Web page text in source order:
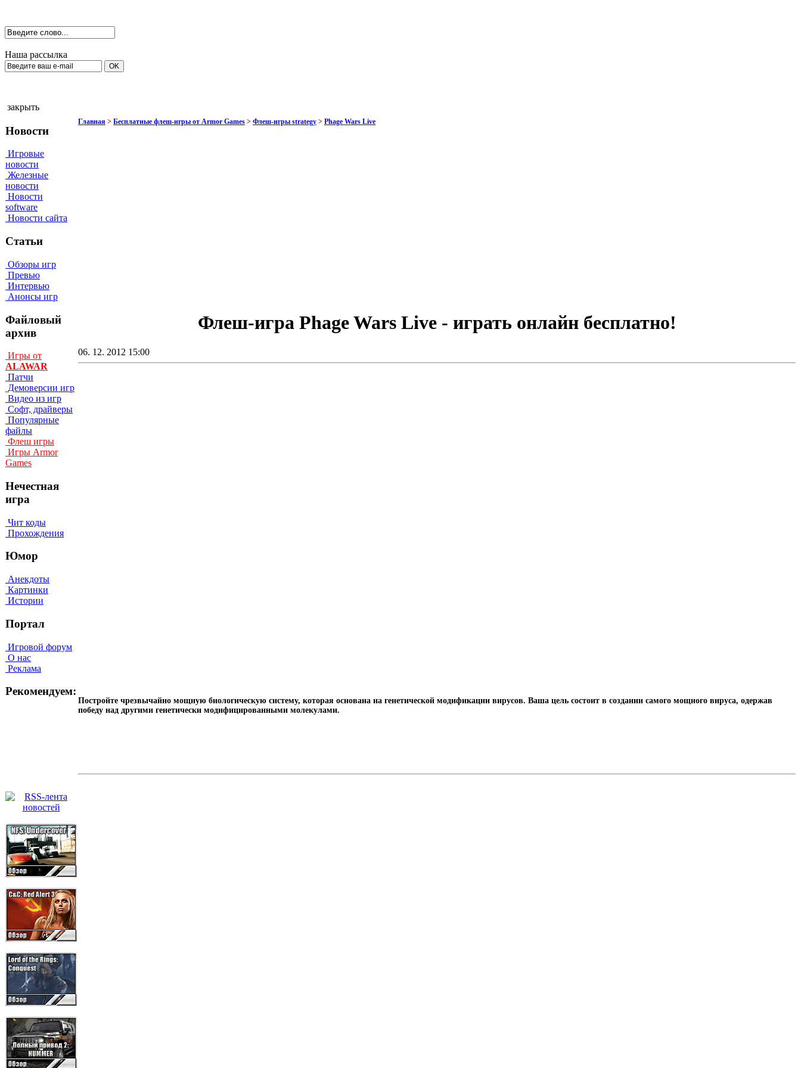
Наша рассылка
закрыть
Новости
Игровые
новости
Железные
новости
Новости
software
Новости сайта
Статьи
Обзоры игр
Превью
Интервью
Анонсы игр
Файловый
архив
Игры от
ALAWAR
Патчи
Демоверсии игр
Видео из игр
Софт, драйверы
Популярные
файлы
Флеш игры
Игры Armor
Games
Нечестная
игра
Чит коды
Прохождения
Юмор
Анекдоты
Картинки
Истории
Портал
Игровой форум
О нас
Реклама
Рекомендуем:
Главная > Бесплатные флеш-игры от Armor Games > Флеш-игры strategy > Phage Wars Live
Флеш-игра Phage Wars Live - играть онлайн бесплатно!
06. 12. 2012 15:00
Постройте чрезвычайно мощную биологическую систему, которая основана на генетической модификации вирусов. Ваша цель состоит в создании самого мощного вируса, одержав
победу над другими генетически модифицированными молекулами.